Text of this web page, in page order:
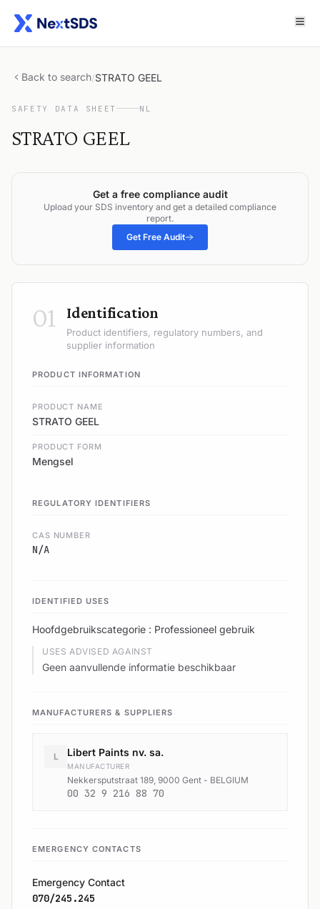
Back to search/STRATO GEEL
SAFETY DATA SHEET NL
STRATO GEEL
Get a free compliance audit
Upload your SDS inventory and get a detailed compliance
report.
Get Free Audit
01 Identification
Product identifiers, regulatory numbers, and
supplier information
PRODUCT INFORMATION
PRODUCT NAME
STRATO GEEL
PRODUCT FORM
Mengsel
REGULATORY IDENTIFIERS
CAS NUMBER
N/A
IDENTIFIED USES
Hoofdgebruikscategorie : Professioneel gebruik
USES ADVISED AGAINST
Geen aanvullende informatie beschikbaar
MANUFACTURERS & SUPPLIERS
L Libert Paints nv. sa.
MANUFACTURER
Nekkersputstraat 189, 9000 Gent - BELGIUM
00 32 9 216 88 70
EMERGENCY CONTACTS
Emergency Contact
070/245.245